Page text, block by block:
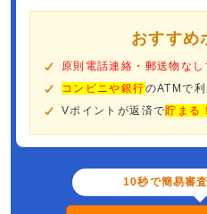
おすすめ
原則電話連絡・郵送物なし
コンビニや銀行のATMで利
Vポイントが返済で貯まる
10秒で簡易審